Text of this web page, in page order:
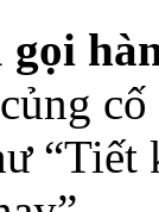
“Tiết